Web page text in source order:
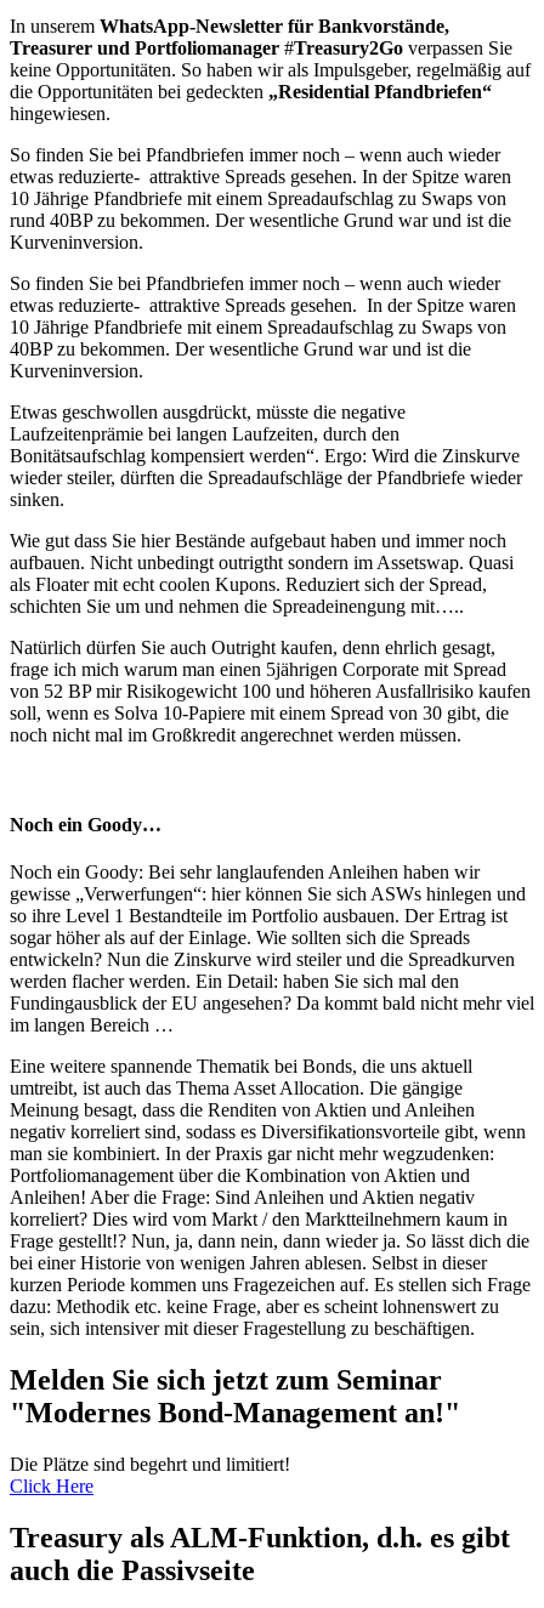
In unserem WhatsApp-Newsletter für Bankvorstände,
Treasurer und Portfoliomanager #Treasury2Go verpassen Sie
keine Opportunitäten. So haben wir als Impulsgeber, regelmäßig auf
die Opportunitäten bei gedeckten „Residential Pfandbriefen“
hingewiesen.
So finden Sie bei Pfandbriefen immer noch – wenn auch wieder
etwas reduzierte- attraktive Spreads gesehen. In der Spitze waren
10 Jährige Pfandbriefe mit einem Spreadaufschlag zu Swaps von
rund 40BP zu bekommen. Der wesentliche Grund war und ist die
Kurveninversion.
So finden Sie bei Pfandbriefen immer noch – wenn auch wieder
etwas reduzierte- attraktive Spreads gesehen. In der Spitze waren
10 Jährige Pfandbriefe mit einem Spreadaufschlag zu Swaps von
40BP zu bekommen. Der wesentliche Grund war und ist die
Kurveninversion.
Etwas geschwollen ausgdrückt, müsste die negative
Laufzeitenprämie bei langen Laufzeiten, durch den
Bonitätsaufschlag kompensiert werden“. Ergo: Wird die Zinskurve
wieder steiler, dürften die Spreadaufschläge der Pfandbriefe wieder
sinken.
Wie gut dass Sie hier Bestände aufgebaut haben und immer noch
aufbauen. Nicht unbedingt outrigtht sondern im Assetswap. Quasi
als Floater mit echt coolen Kupons. Reduziert sich der Spread,
schichten Sie um und nehmen die Spreadeinengung mit…..
Natürlich dürfen Sie auch Outright kaufen, denn ehrlich gesagt,
frage ich mich warum man einen 5jährigen Corporate mit Spread
von 52 BP mir Risikogewicht 100 und höheren Ausfallrisiko kaufen
soll, wenn es Solva 10-Papiere mit einem Spread von 30 gibt, die
noch nicht mal im Großkredit angerechnet werden müssen.
Noch ein Goody…
Noch ein Goody: Bei sehr langlaufenden Anleihen haben wir
gewisse „Verwerfungen“: hier können Sie sich ASWs hinlegen und
so ihre Level 1 Bestandteile im Portfolio ausbauen. Der Ertrag ist
sogar höher als auf der Einlage. Wie sollten sich die Spreads
entwickeln? Nun die Zinskurve wird steiler und die Spreadkurven
werden flacher werden. Ein Detail: haben Sie sich mal den
Fundingausblick der EU angesehen? Da kommt bald nicht mehr viel
im langen Bereich …
Eine weitere spannende Thematik bei Bonds, die uns aktuell
umtreibt, ist auch das Thema Asset Allocation. Die gängige
Meinung besagt, dass die Renditen von Aktien und Anleihen
negativ korreliert sind, sodass es Diversifikationsvorteile gibt, wenn
man sie kombiniert. In der Praxis gar nicht mehr wegzudenken:
Portfoliomanagement über die Kombination von Aktien und
Anleihen! Aber die Frage: Sind Anleihen und Aktien negativ
korreliert? Dies wird vom Markt / den Marktteilnehmern kaum in
Frage gestellt!? Nun, ja, dann nein, dann wieder ja. So lässt dich die
bei einer Historie von wenigen Jahren ablesen. Selbst in dieser
kurzen Periode kommen uns Fragezeichen auf. Es stellen sich Frage
dazu: Methodik etc. keine Frage, aber es scheint lohnenswert zu
sein, sich intensiver mit dieser Fragestellung zu beschäftigen.
Melden Sie sich jetzt zum Seminar
"Modernes Bond-Management an!"
Die Plätze sind begehrt und limitiert!
Click Here
Treasury als ALM-Funktion, d.h. es gibt
auch die Passivseite